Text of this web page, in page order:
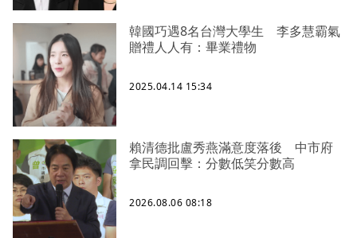
韓國巧遇8名台灣大學生 李多慧霸氣
贈禮人人有：畢業禮物
2025.04.14 15:34
賴清德批盧秀燕滿意度落後 中市府
拿民調回擊：分數低笑分數高
2026.08.06 08:18